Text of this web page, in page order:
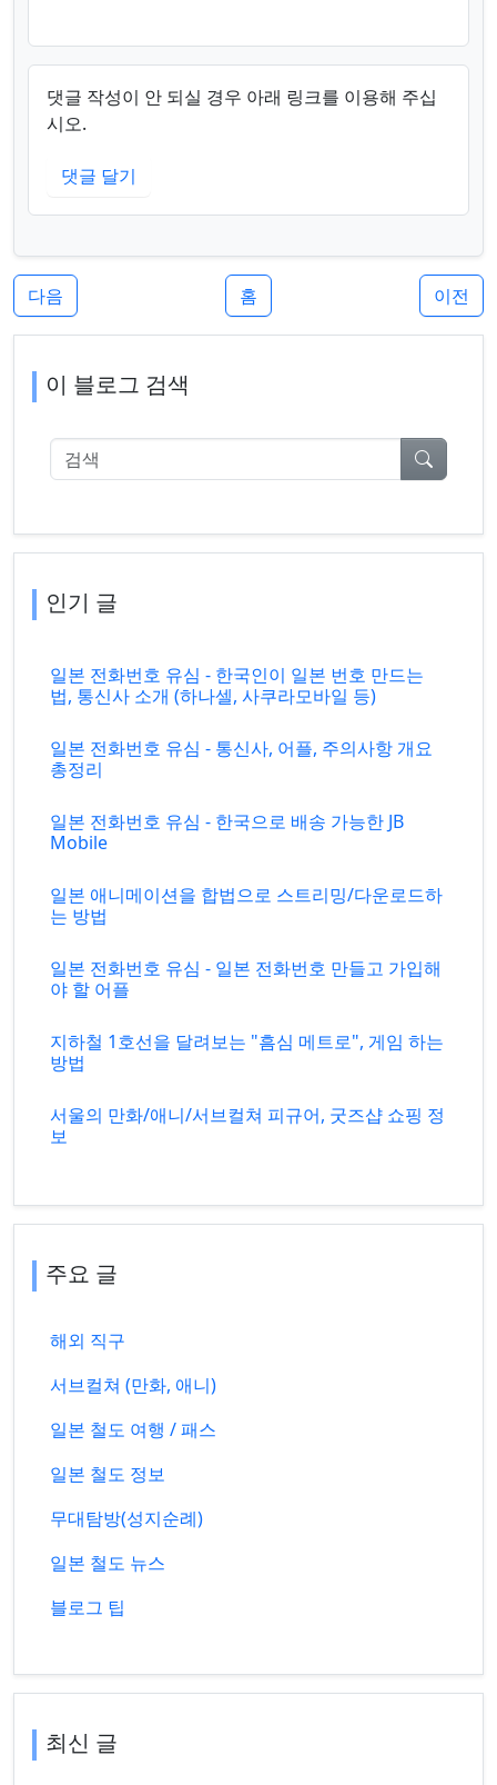
댓글 작성이 안 되실 경우 아래 링크를 이용해 주십
시오.
댓글 달기
다음 홈 이전
이 블로그 검색
검색
인기 글
일본 전화번호 유심 - 한국인이 일본 번호 만드는
법, 통신사 소개 (하나셀, 사쿠라모바일 등)
일본 전화번호 유심 - 통신사, 어플, 주의사항 개요
총정리
일본 전화번호 유심 - 한국으로 배송 가능한 JB
Mobile
일본 애니메이션을 합법으로 스트리밍/다운로드하
는 방법
일본 전화번호 유심 - 일본 전화번호 만들고 가입해
야 할 어플
지하철 1호선을 달려보는 "흠심 메트로", 게임 하는
방법
서울의 만화/애니/서브컬쳐 피규어, 굿즈샵 쇼핑 정
보
주요 글
해외 직구
서브컬쳐 (만화, 애니)
일본 철도 여행 / 패스
일본 철도 정보
무대탐방(성지순례)
일본 철도 뉴스
블로그 팁
최신 글